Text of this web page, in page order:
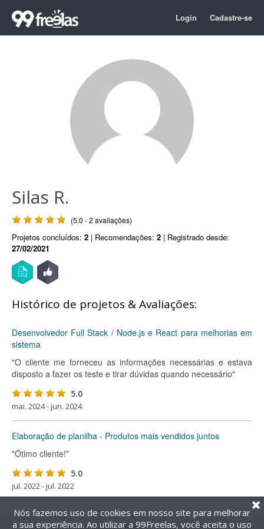
Login Cadastre-se
Silas R.
(5.0 - 2 avaliações)
Projetos concluídos: 2 | Recomendações: 2 | Registrado desde:
27/02/2021
Histórico de projetos & Avaliações:
Desenvolvedor Full Stack / Node.js e React para melhorias em
sistema
"O cliente me forneceu as informações necessárias e estava
disposto a fazer os teste e tirar dúvidas quando necessário"
5.0
mai. 2024 - jun. 2024
Elaboração de planilha - Produtos mais vendidos juntos
"Ótimo cliente!"
5.0
jul. 2022 - jul. 2022
Nós fazemos uso de cookies em nosso site para melhorar
a sua experiência. Ao utilizar a 99Freelas, você aceita o uso